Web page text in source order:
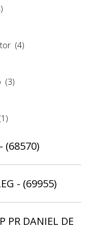
(4)
(3)
(68570)
- (69955)
PR DANIEL DE